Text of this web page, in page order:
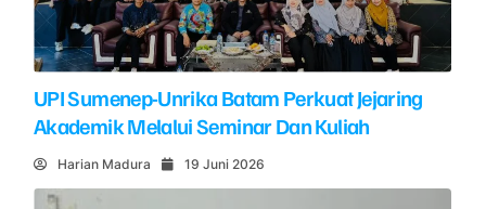
UPI Sumenep-Unrika Batam Perkuat Jejaring
Akademik Melalui Seminar Dan Kuliah
Harian Madura 19 Juni 2026